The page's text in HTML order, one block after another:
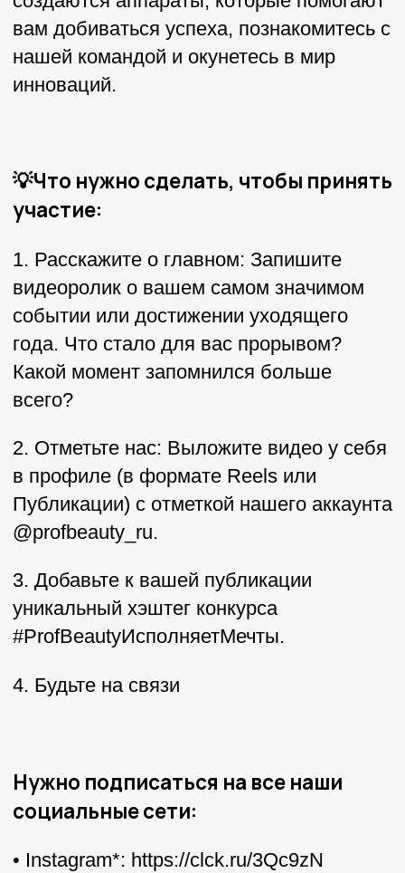
вам добиваться успеха, познакомитесь с
нашей командой и окунетесь в мир
инноваций.
💡Что нужно сделать, чтобы принять
участие:
1. Расскажите о главном: Запишите
видеоролик о вашем самом значимом
событии или достижении уходящего
года. Что стало для вас прорывом?
Какой момент запомнился больше
всего?
2. Отметьте нас: Выложите видео у себя
в профиле (в формате Reels или
Публикации) с отметкой нашего аккаунта
@profbeauty_ru.
3. Добавьте к вашей публикации
уникальный хэштег конкурса
#ProfBeautyИсполняетМечты.
4. Будьте на связи
Нужно подписаться на все наши
социальные сети:
• Instagram*: https://clck.ru/3Qc9zN